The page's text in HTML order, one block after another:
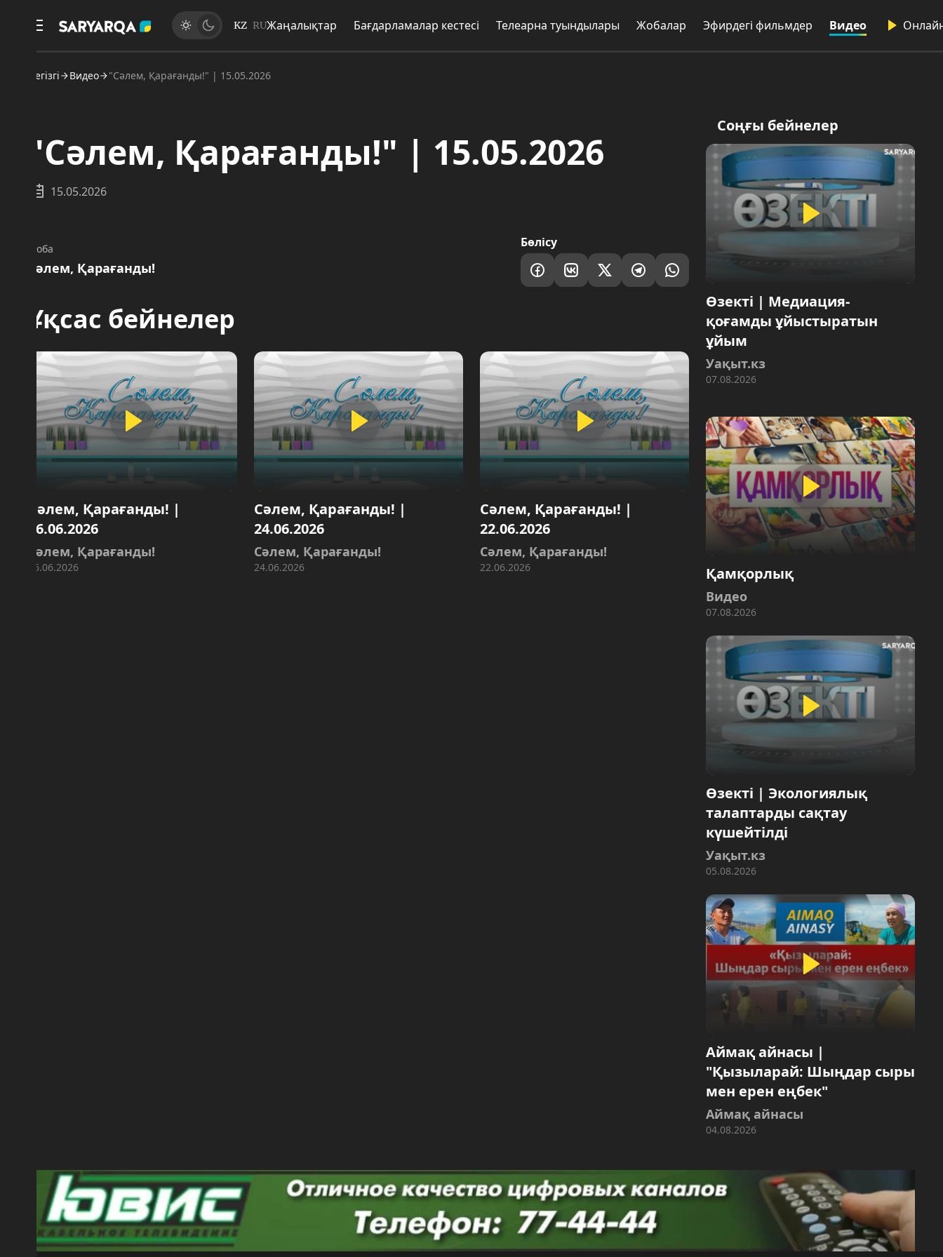
KZ Жаңалықтар Бағдарламалар кестесі Телеарна туындылары Жобалар Эфирдегі фильмдер Видео Онлайн
Видео "Сәлем, Қарағанды!" | 15.05.2026
Қарағанды!" | 15.05.2026
15.05.2026
Қарағанды!
бейнелер
Қарағанды! |
Қарағанды!
Сәлем, Қарағанды! |
24.06.2026
Сәлем, Қарағанды!
24.06.2026
Сәлем, Қарағанды! |
22.06.2026
Сәлем, Қарағанды!
22.06.2026
Соңғы бейнелер
Өзекті | Медиация-
қоғамды ұйыстыратын
ұйым
Уақыт.кз
07.08.2026
Қамқорлық
Видео
07.08.2026
Өзекті | Экологиялық
талаптарды сақтау
күшейтілді
Уақыт.кз
05.08.2026
Аймақ айнасы |
"Қызыларай: Шыңдар сыры
мен ерен еңбек"
Аймақ айнасы
04.08.2026